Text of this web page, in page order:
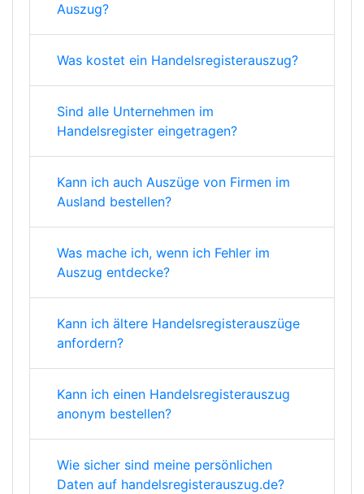
Auszug?
Was kostet ein Handelsregisterauszug?
Sind alle Unternehmen im
Handelsregister eingetragen?
Kann ich auch Auszüge von Firmen im
Ausland bestellen?
Was mache ich, wenn ich Fehler im
Auszug entdecke?
Kann ich ältere Handelsregisterauszüge
anfordern?
Kann ich einen Handelsregisterauszug
anonym bestellen?
Wie sicher sind meine persönlichen
Daten auf handelsregisterauszug.de?